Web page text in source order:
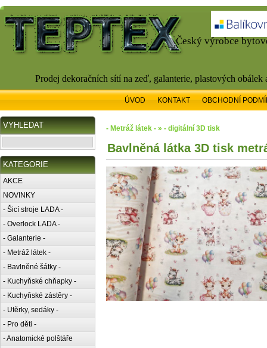
Český výrobce
Prodej dekoračních sítí na zeď, galanterie, plastových
ÚVOD KONTAKT OBCHODNÍ
VYHLEDAT
KATEGORIE
AKCE
NOVINKY
- Šicí stroje LADA -
- Overlock LADA -
- Galanterie -
- Metráž látek -
- Bavlněné šátky -
- Kuchyňské chňapky -
- Kuchyňské zástěry -
- Utěrky, sedáky -
- Pro děti -
- Anatomické polštáře
- Metráž látek - » - digitální 3D tisk
Bavlněná látka 3D tisk